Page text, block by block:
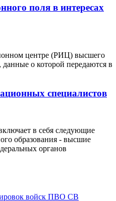
поля в интересах
центре (РИЦ) высшего
о которой передаются в
специалистов
в себя следующие
образования - высшие
органов
войск ПВО СВ